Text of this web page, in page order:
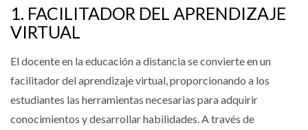
1. FACILITADOR DEL APRENDIZAJE
VIRTUAL
El docente en la educación a distancia se convierte en un
facilitador del aprendizaje virtual, proporcionando a los
estudiantes las herramientas necesarias para adquirir
conocimientos y desarrollar habilidades. A través de